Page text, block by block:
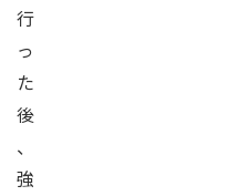
行
っ
た
後
、
強